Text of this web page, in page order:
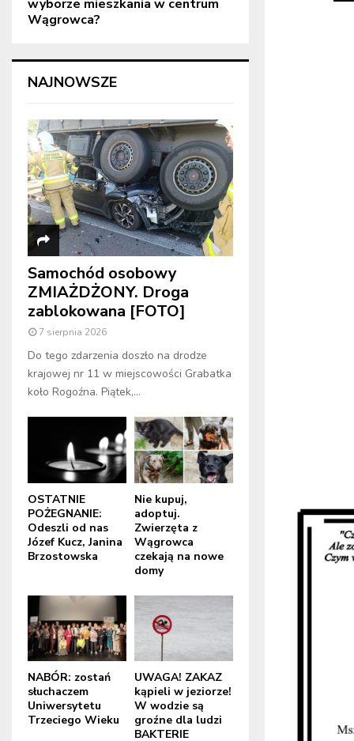
wyborze mieszkania w centrum
Wągrowca?
NAJNOWSZE
Samochód osobowy
ZMIAŻDŻONY. Droga
zablokowana [FOTO]
7 sierpnia 2026
Do tego zdarzenia doszło na drodze
krajowej nr 11 w miejscowości Grabatka
koło Rogoźna. Piątek,...
OSTATNIE
POŻEGNANIE:
Odeszli od nas
Józef Kucz, Janina
Brzostowska
Nie kupuj,
adoptuj.
Zwierzęta z
Wągrowca
czekają na nowe
domy
NABÓR: zostań
słuchaczem
Uniwersytetu
Trzeciego Wieku
UWAGA! ZAKAZ
kąpieli w jeziorze!
W wodzie są
groźne dla ludzi
BAKTERIE